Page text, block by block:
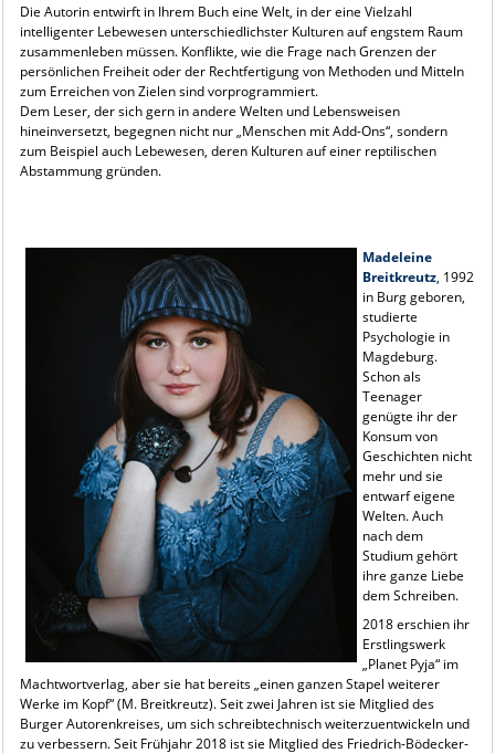
Die Autorin entwirft in Ihrem Buch eine Welt, in der eine Vielzahl
intelligenter Lebewesen unterschiedlichster Kulturen auf engstem Raum
zusammenleben müssen. Konflikte, wie die Frage nach Grenzen der
persönlichen Freiheit oder der Rechtfertigung von Methoden und Mitteln
zum Erreichen von Zielen sind vorprogrammiert.
Dem Leser, der sich gern in andere Welten und Lebensweisen
hineinversetzt, begegnen nicht nur „Menschen mit Add-Ons“, sondern
zum Beispiel auch Lebewesen, deren Kulturen auf einer reptilischen
Abstammung gründen.
Madeleine
Breitkreutz, 1992
in Burg geboren,
studierte
Psychologie in
Magdeburg.
Schon als
Teenager
genügte ihr der
Konsum von
Geschichten nicht
mehr und sie
entwarf eigene
Welten. Auch
nach dem
Studium gehört
ihre ganze Liebe
dem Schreiben.
2018 erschien ihr
Erstlingswerk
„Planet Pyja“ im
Machtwortverlag, aber sie hat bereits „einen ganzen Stapel weiterer
Werke im Kopf“ (M. Breitkreutz). Seit zwei Jahren ist sie Mitglied des
Burger Autorenkreises, um sich schreibtechnisch weiterzuentwickeln und
zu verbessern. Seit Frühjahr 2018 ist sie Mitglied des Friedrich-Bödecker-